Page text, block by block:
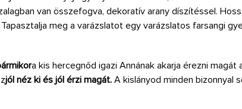
van összefogva, dekoratív arany díszítéssel.
Tapasztalja meg a varázslatot egy varázslatos farsangi
a kis hercegnőd igazi Annának akarja érezni magát
jól néz ki és jól érzi magát. A kislányod minden bizonnyal